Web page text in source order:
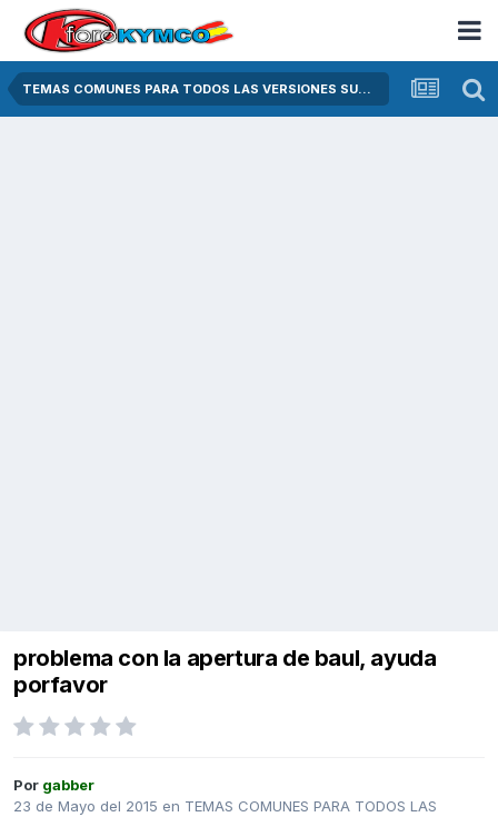
TEMAS COMUNES PARA TODOS LAS VERSIONES SUPER DINK
problema con la apertura de baul, ayuda
porfavor
Por gabber
23 de Mayo del 2015 en TEMAS COMUNES PARA TODOS LAS